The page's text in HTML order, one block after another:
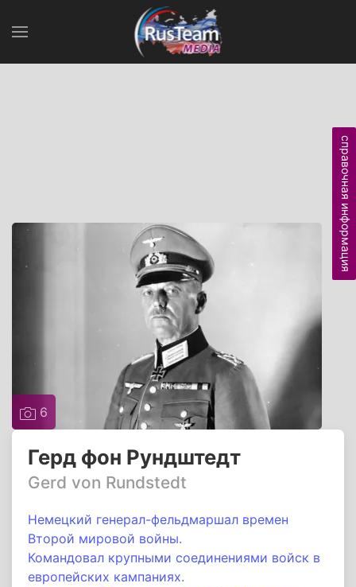
6
Герд фон Рундштедт
Gerd von Rundstedt
Немецкий генерал-фельдмаршал времен
Второй мировой войны.
Командовал крупными соединениями войск в
европейских кампаниях.
справочная информация